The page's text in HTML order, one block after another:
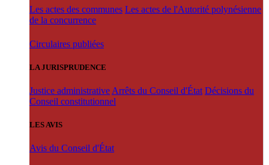
Les actes des communes Les actes de l'Autorité polynésienne
de la concurrence
Circulaires publiées
LA JURISPRUDENCE
Justice administrative Arrêts du Conseil d'État Décisions du
Conseil constitutionnel
LES AVIS
Avis du Conseil d'État